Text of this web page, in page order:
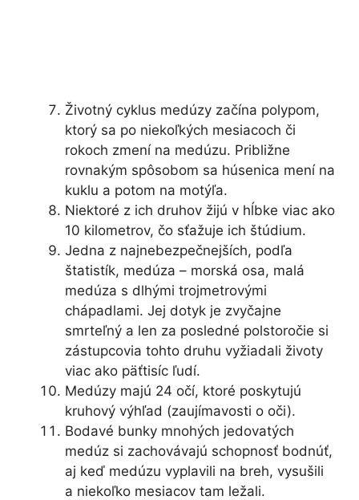
Životný cyklus medúzy začína polypom,
ktorý sa po niekoľkých mesiacoch či
rokoch zmení na medúzu. Približne
rovnakým spôsobom sa húsenica mení na
kuklu a potom na motýľa.
Niektoré z ich druhov žijú v hĺbke viac ako
10 kilometrov, čo sťažuje ich štúdium.
Jedna z najnebezpečnejších, podľa
štatistík, medúza – morská osa, malá
medúza s dlhými trojmetrovými
chápadlami. Jej dotyk je zvyčajne
smrteľný a len za posledné polstoročie si
zástupcovia tohto druhu vyžiadali životy
viac ako päťtisíc ľudí.
Medúzy majú 24 očí, ktoré poskytujú
kruhový výhľad (zaujímavosti o oči).
Bodavé bunky mnohých jedovatých
medúz si zachovávajú schopnosť bodnúť,
aj keď medúzu vyplavili na breh, vysušili
a niekoľko mesiacov tam ležali.